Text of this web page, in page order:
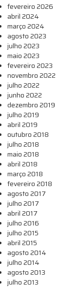
fevereiro 2026
abril 2024
março 2024
agosto 2023
julho 2023
maio 2023
fevereiro 2023
novembro 2022
julho 2022
junho 2022
dezembro 2019
julho 2019
abril 2019
outubro 2018
julho 2018
maio 2018
abril 2018
março 2018
fevereiro 2018
agosto 2017
julho 2017
abril 2017
julho 2016
julho 2015
abril 2015
agosto 2014
julho 2014
agosto 2013
julho 2013